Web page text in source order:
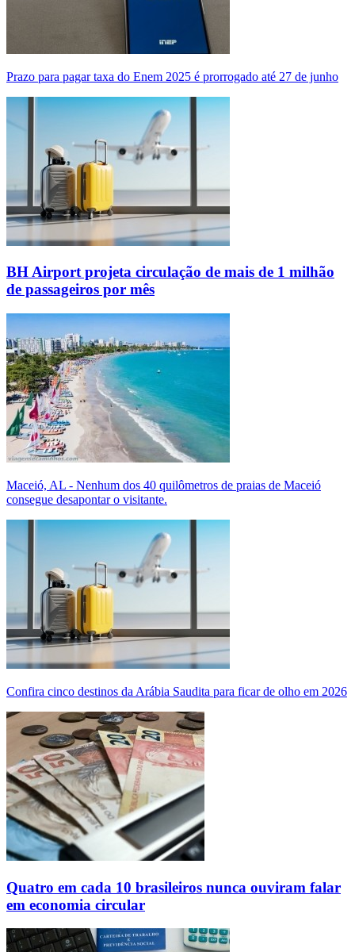
Prazo para pagar taxa do Enem 2025 é prorrogado até 27 de junho
BH Airport projeta circulação de mais de 1 milhão
de passageiros por mês
Maceió, AL - Nenhum dos 40 quilômetros de praias de Maceió
consegue desapontar o visitante.
Confira cinco destinos da Arábia Saudita para ficar de olho em 2026
Quatro em cada 10 brasileiros nunca ouviram falar
em economia circular